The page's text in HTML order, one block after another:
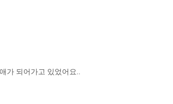
가 되어가고 있었어요..